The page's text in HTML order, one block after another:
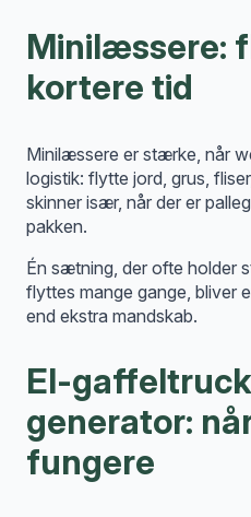
Minilæssere:
kortere tid
Minilæssere er stærke, når
logistik: flytte jord, grus,
skinner især, når der er
pakken.
Én sætning, der ofte holder
flyttes mange gange, bliver
end ekstra mandskab.
El-
generator:
fungere